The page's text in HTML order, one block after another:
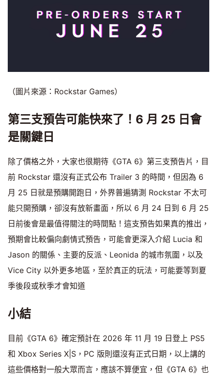
（圖片來源：Rockstar Games）
第三支預告可能快來了！6 月 25 日會
是關鍵日
除了價格之外，大家也很期待《GTA 6》第三支預告片，目
前 Rockstar 還沒有正式公布 Trailer 3 的時間，但因為 6
月 25 日就是預購開跑日，外界普遍猜測 Rockstar 不太可
能只開預購，卻沒有放新畫面，所以 6 月 24 日到 6 月 25
日前後會是最值得關注的時間點！這支預告如果真的推出，
預期會比較偏向劇情式預告，可能會更深入介紹 Lucia 和
Jason 的關係、主要的反派、Leonida 的城市氛圍，以及
Vice City 以外更多地區，至於真正的玩法，可能要等到夏
季後段或秋季才會知道
小結
目前《GTA 6》確定預計在 2026 年 11 月 19 日登上 PS5
和 Xbox Series X|S，PC 版則還沒有正式日期，以上講的
這些價格對一般大眾而言，應該不算便宜，但《GTA 6》也